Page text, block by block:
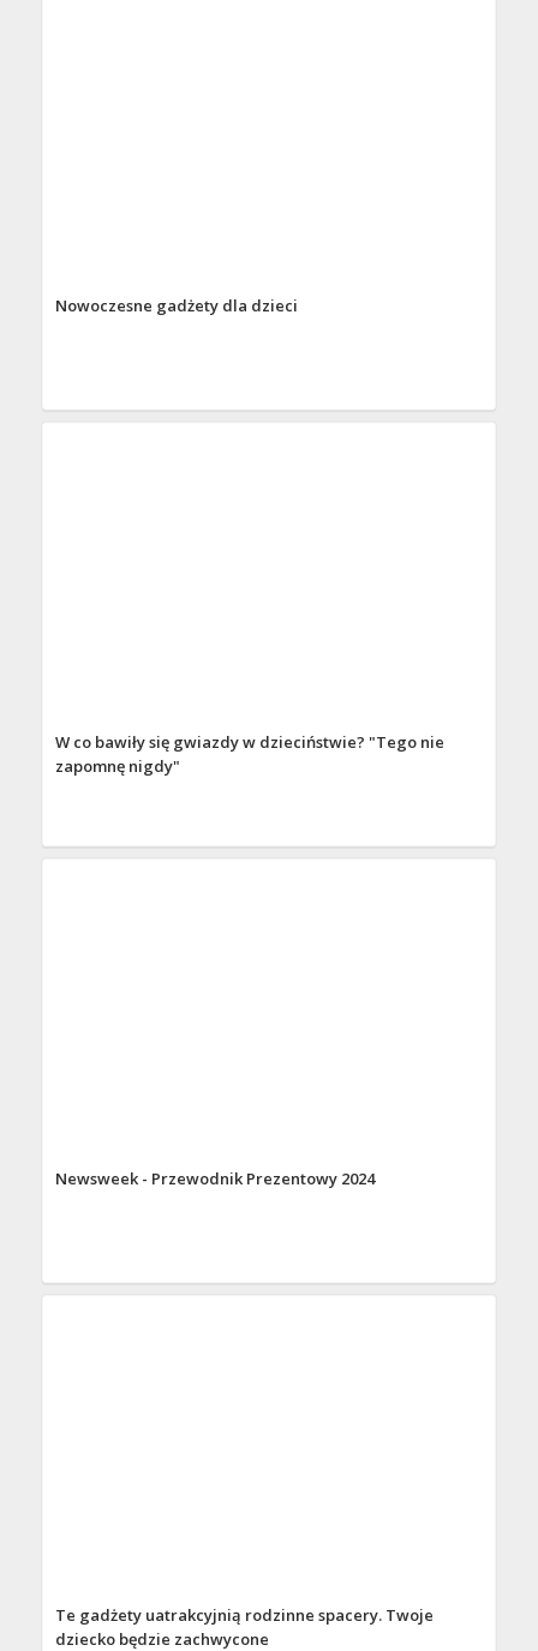
Nowoczesne gadżety dla dzieci
W co bawiły się gwiazdy w dzieciństwie? "Tego nie
zapomnę nigdy"
Newsweek - Przewodnik Prezentowy 2024
Te gadżety uatrakcyjnią rodzinne spacery. Twoje
dziecko będzie zachwycone